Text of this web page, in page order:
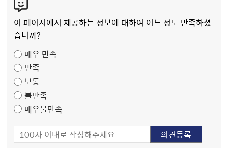
텐
츠
만
도
조
사
이 페이지에서 제공하는 정보에 대하여 어느 정도 만족하셨
습니까?
매우 만족
만족
보통
불만족
매우불만족